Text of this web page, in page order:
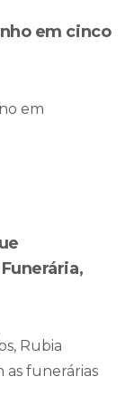
em cinco
em
Rubia
as funerárias